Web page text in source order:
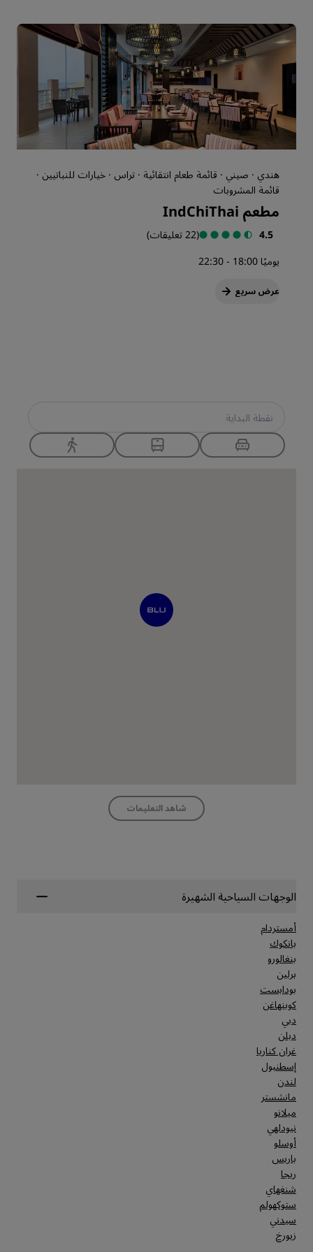
هندي · صيني · قائمة طعام انتقائية · تراس · خيارات للنباتيين ·
قائمة المشروبات
مطعم IndChiThai
4.5
(22 تعليقات)
يوميًا 18:00 - 22:30
عرض سريع
شاهد التعليمات
الوجهات السياحية الشهيرة
أمستردام
بانكوك
بنغالورو
برلين
بودابست
كوبنهاغن
دبي
دبلن
غران كناريا
إسطنبول
لندن
مانشستر
ميلانو
نيودلهي
أوسلو
باريس
ريجا
شنغهاي
ستوكهولم
سيدني
زيورخ